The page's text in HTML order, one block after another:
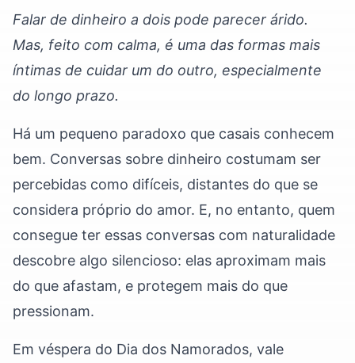
Falar de dinheiro a dois pode parecer árido.
Mas, feito com calma, é uma das formas mais
íntimas de cuidar um do outro, especialmente
do longo prazo.
Há um pequeno paradoxo que casais conhecem
bem. Conversas sobre dinheiro costumam ser
percebidas como difíceis, distantes do que se
considera próprio do amor. E, no entanto, quem
consegue ter essas conversas com naturalidade
descobre algo silencioso: elas aproximam mais
do que afastam, e protegem mais do que
pressionam.
Em véspera do Dia dos Namorados, vale